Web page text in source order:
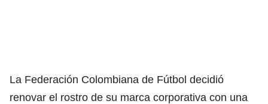
La Federación Colombiana de Fútbol decidió
renovar el rostro de su marca corporativa con una